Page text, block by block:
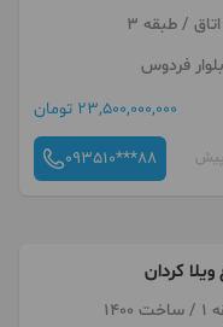
فردوس
23,500,000,000 تومان
093510***88